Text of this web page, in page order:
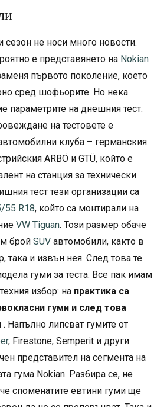
сезон не носи много новости.
е представянето на Nokian
първото поколение, което
сред шофьорите. Но нека
параметрите на днешния тест.
на тестовете е
клуба – германския
ARBÖ и GTÜ, който е
на станция за технически
тест тези организации са
55 R18, който са монтирали на
VW Tiguan. Този размер обаче
брой SUV автомобили, както в
така и извън нея. След това те
гуми за теста. Все пак имам
избор: на практика са
гуми и след това
. Напълно липсват гумите от
, Firestone, Semperit и други.
представител на сегмента на
гума Nokian. Разбира се, не
споменатите евтини гуми ще